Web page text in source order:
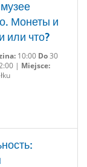
Монеты и
или что?
10:00 Do30
| Miejsce: